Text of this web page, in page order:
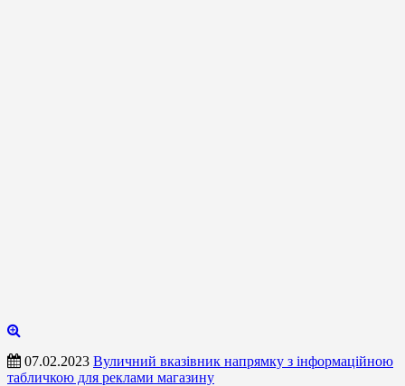
07.02.2023 Вуличний вказівник напрямку з інформаційною
табличкою для реклами магазину